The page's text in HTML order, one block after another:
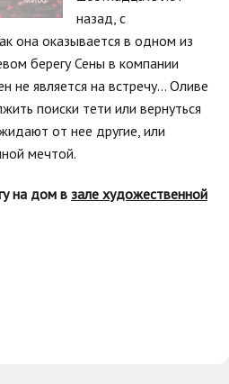
назад, с
она оказывается в одном из
берегу Сены в компании
не является на встречу... Оливе
поиски тети или вернуться
от нее другие, или
мечтой.
на дом в зале художественной